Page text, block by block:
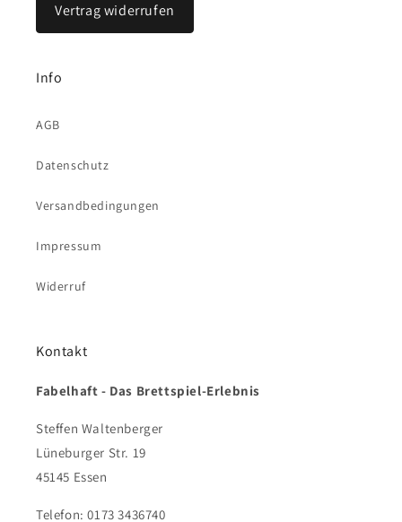
Vertrag widerrufen
Info
AGB
Datenschutz
Versandbedingungen
Impressum
Widerruf
Kontakt
Fabelhaft - Das Brettspiel-Erlebnis
Steffen Waltenberger
Lüneburger Str. 19
45145 Essen
Telefon: 0173 3436740